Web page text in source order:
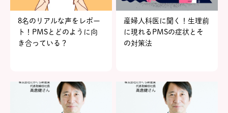
8名のリアルな声をレポー
ト！PMSとどのように向
き合っている？
産婦人科医に聞く！生理前
に現れるPMSの症状とそ
の対策法